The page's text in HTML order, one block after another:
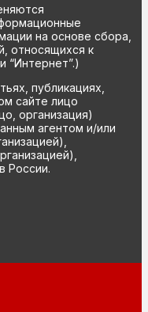
на основе сбора,
относящихся к
“Интернет”.)
публикациях,
сайте лицо
организация)
агентом и/или
России.